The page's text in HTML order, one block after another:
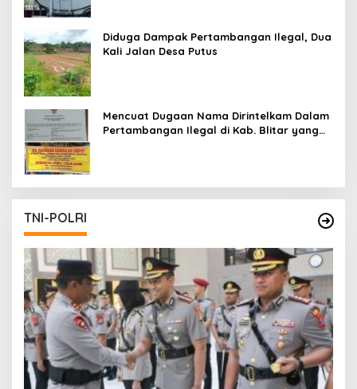
Diduga Dampak Pertambangan Ilegal, Dua
Kali Jalan Desa Putus
Mencuat Dugaan Nama Dirintelkam Dalam
Pertambangan Ilegal di Kab. Blitar yang
TNI-POLRI